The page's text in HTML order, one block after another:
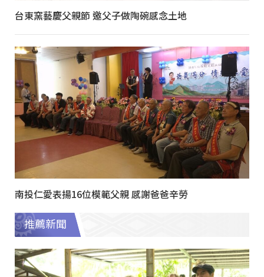
台東窯藝慶父親節 邀父子做陶碗感念土地
南投仁愛表揚16位模範父親 感謝爸爸辛勞
推薦新聞